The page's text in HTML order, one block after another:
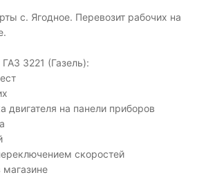
с. Ягодное. Перевозит рабочих на
3221 (Газель):
двигателя на панели приборов
скоростей